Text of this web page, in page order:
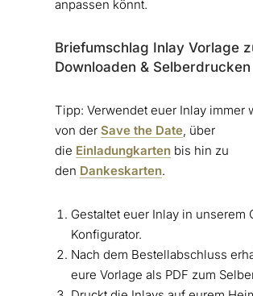
anpassen könnt.
Briefumschlag Inlay Vorlage
Downloaden & Selberdrucken
Tipp: Verwendet euer Inlay immer
von der Save the Date, über
die Einladungkartenbis hin zu
den Dankeskarten.
Gestaltet euer Inlay in unserem
Konfigurator.
Nach dem Bestellabschluss
eure Vorlage als PDF zum